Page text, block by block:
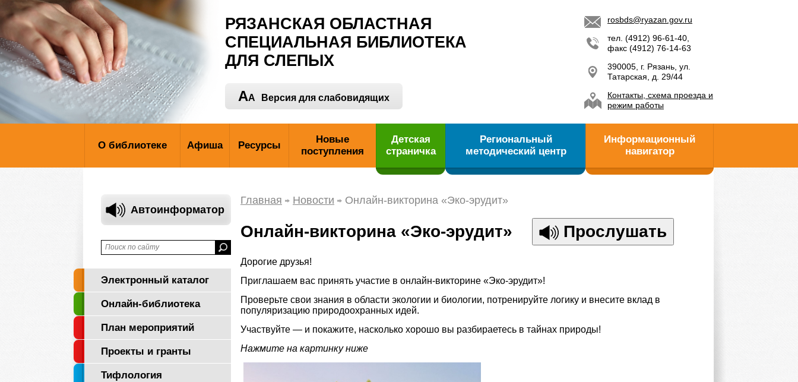
РЯЗАНСКАЯ ОБЛАСТНАЯ
СПЕЦИАЛЬНАЯ БИБЛИОТЕКА
ДЛЯ СЛЕПЫХ
AA Версия для слабовидящих
rosbds@ryazan.gov.ru
тел. (4912) 96-61-40,
факс (4912) 76-14-63
390005, г. Рязань, ул.
Татарская, д. 29/44
Контакты, схема проезда и
режим работы
О библиотеке Афиша Ресурсы
Новые
поступления
Детская
страничка
Региональный
методический центр
Информационный
навигатор
Автоинформатор
Электронный каталог
Онлайн-библиотека
"Логос"
План мероприятий
Проекты и гранты
Тифлология
Главная Новости Онлайн‑викторина «Эко‑эрудит»
Онлайн‑викторина «Эко‑эрудит» Прослушать
Дорогие друзья!
Приглашаем вас принять участие в онлайн‑викторине «Эко‑эрудит»!
Проверьте свои знания в области экологии и биологии, потренируйте логику и внесите вклад в
популяризацию природоохранных идей.
Участвуйте — и покажите, насколько хорошо вы разбираетесь в тайнах природы!
Нажмите на картинку ниже